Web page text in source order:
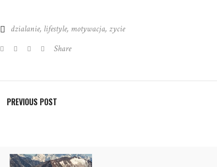
dzialanie, lifestyle, motywacja, zycie
Share
PREVIOUS POST